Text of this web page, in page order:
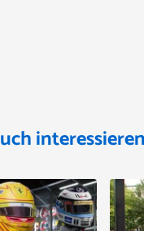
interessieren